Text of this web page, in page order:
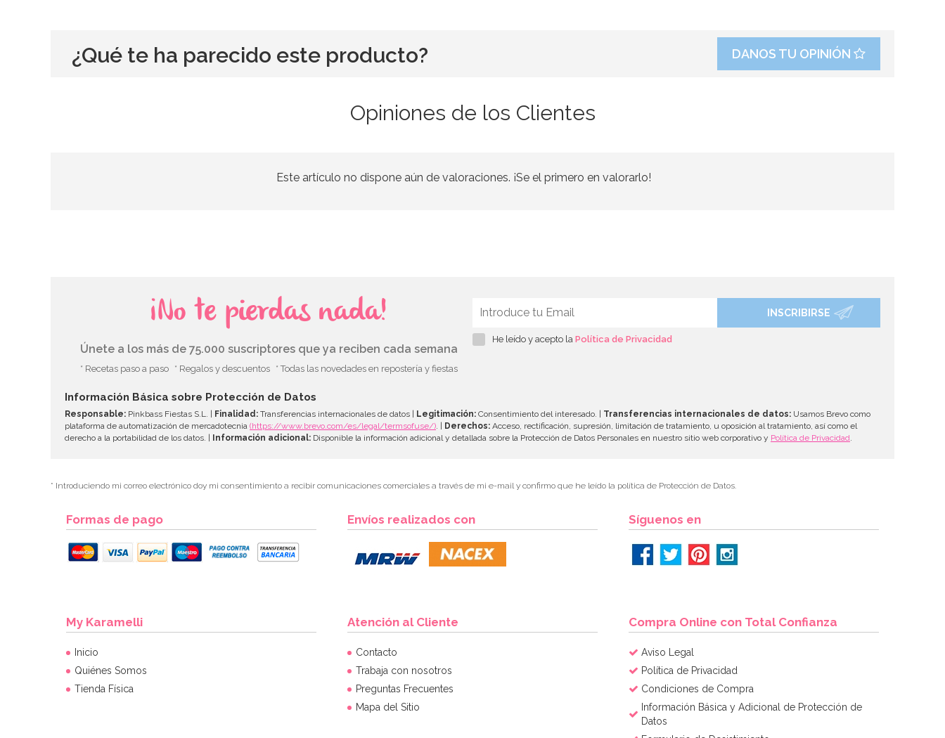
¿Qué te ha parecido este producto? DANOS TU OPINIÓN
Opiniones de los Clientes
Este artículo no dispone aún de valoraciones. ¡Se el primero en valorarlo!
¡No te pierdas nada!
Únete a los más de 75.000 suscriptores que ya reciben cada semana
* Recetas paso a paso * Regalos y descuentos * Todas las novedades en repostería y fiestas
INSCRIBIRSE
He leído y acepto la Política de Privacidad
Información Básica sobre Protección de Datos
Responsable: Pinkbass Fiestas S.L. | Finalidad: Transferencias internacionales de datos | Legitimación: Consentimiento del interesado. | Transferencias internacionales de datos: Usamos Brevo como
plataforma de automatización de mercadotecnia (https://www.brevo.com/es/legal/termsofuse/) . | Derechos: Acceso, rectificación, supresión, limitación de tratamiento, u oposición al tratamiento, así como el
derecho a la portabilidad de los datos. | Información adicional: Disponible la información adicional y detallada sobre la Protección de Datos Personales en nuestro sitio web corporativo y Política de Privacidad
* Introduciendo mi correo electrónico doy mi consentimiento a recibir comunicaciones comerciales a través de mi e-mail y confirmo que he leído la política de Protección de Datos.
Formas de pago Envíos realizados con Síguenos en
My Karamelli
Inicio
Quiénes Somos
Tienda Física
Atención al Cliente
Contacto
Trabaja con nosotros
Preguntas Frecuentes
Mapa del Sitio
Compra Online con Total Confianza
Aviso Legal
Política de Privacidad
Condiciones de Compra
Información Básica y Adicional de Protección de
Datos